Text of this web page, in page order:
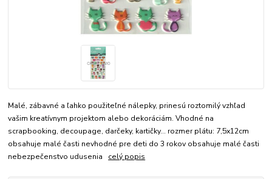
Malé, zábavné a ľahko použiteľné nálepky, prinesú roztomilý vzhľad
vašim kreatívnym projektom alebo dekoráciám. Vhodné na
scrapbooking, decoupage, darčeky, kartičky... rozmer plátu: 7,5x12cm
obsahuje malé časti nevhodné pre deti do 3 rokov obsahuje malé časti
nebezpečenstvo udusenia celý popis